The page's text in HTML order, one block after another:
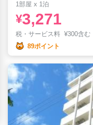
1部屋 x 1泊
¥3,271
税・サービス料 ¥300含む
89ポイント